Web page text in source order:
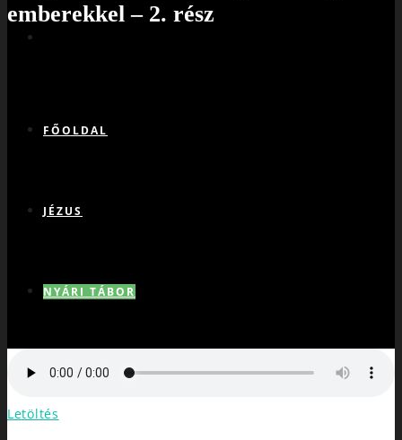
FŐOLDAL
JÉZUS
NYÁRI TÁBOR
VAD SZÍV
emberekkel – 2. rész
Letöltés